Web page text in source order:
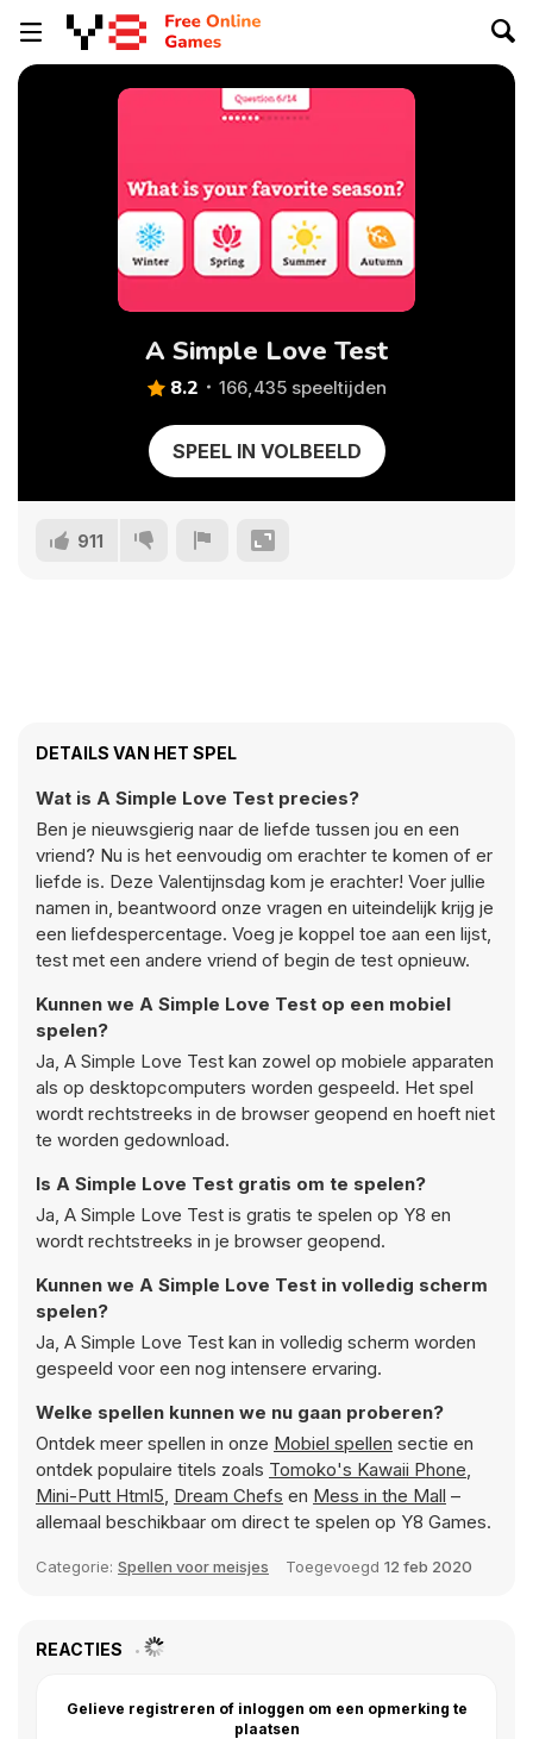
A Simple Love Test
8.2 166,435 speeltijden
SPEEL IN VOLBEELD
911
DETAILS VAN HET SPEL
Wat is A Simple Love Test precies?
Ben je nieuwsgierig naar de liefde tussen jou en een
vriend? Nu is het eenvoudig om erachter te komen of er
liefde is. Deze Valentijnsdag kom je erachter! Voer jullie
namen in, beantwoord onze vragen en uiteindelijk krijg je
een liefdespercentage. Voeg je koppel toe aan een lijst,
test met een andere vriend of begin de test opnieuw.
Kunnen we A Simple Love Test op een mobiel
spelen?
Ja, A Simple Love Test kan zowel op mobiele apparaten
als op desktopcomputers worden gespeeld. Het spel
wordt rechtstreeks in de browser geopend en hoeft niet
te worden gedownload.
Is A Simple Love Test gratis om te spelen?
Ja, A Simple Love Test is gratis te spelen op Y8 en
wordt rechtstreeks in je browser geopend.
Kunnen we A Simple Love Test in volledig scherm
spelen?
Ja, A Simple Love Test kan in volledig scherm worden
gespeeld voor een nog intensere ervaring.
Welke spellen kunnen we nu gaan proberen?
Ontdek meer spellen in onze Mobiel spellen sectie en
ontdek populaire titels zoals Tomoko's Kawaii Phone,
Mini-Putt Html5, Dream Chefs en Mess in the Mall –
allemaal beschikbaar om direct te spelen op Y8 Games.
Categorie: Spellen voor meisjes Toegevoegd 12 feb 2020
REACTIES
Gelieve registreren of inloggen om een opmerking te
plaatsen